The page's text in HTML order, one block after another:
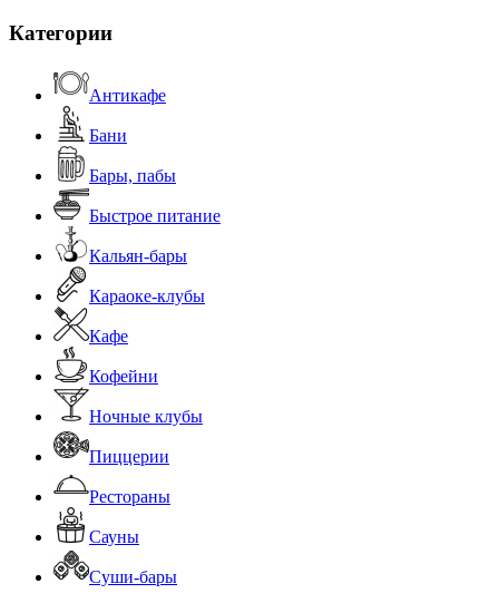
Категории
Антикафе
Бани
Бары, пабы
Быстрое питание
Кальян-бары
Караоке-клубы
Кафе
Кофейни
Ночные клубы
Пиццерии
Рестораны
Сауны
Суши-бары